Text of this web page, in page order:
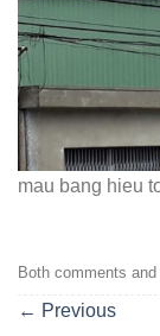
mau bang hieu
Both comments
← Previous